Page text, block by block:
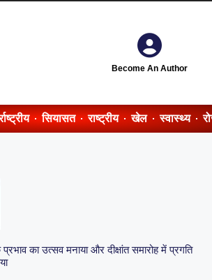
Become An Author
सियासत राष्ट्रीय खेल स्वास्थ्य
का उत्सव मनाया और दीक्षांत समारोह में प्रगति